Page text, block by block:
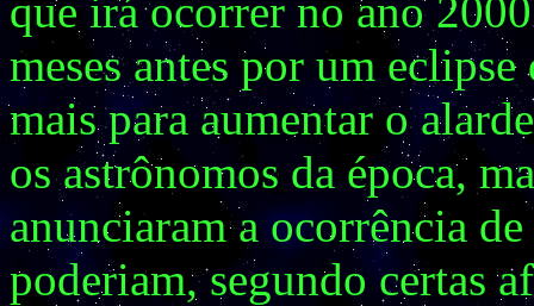
que irá ocorrer no ano
meses antes por um
mais para aumentar o
os astrônomos da época,
anunciaram a ocorrência
poderiam, segundo certas